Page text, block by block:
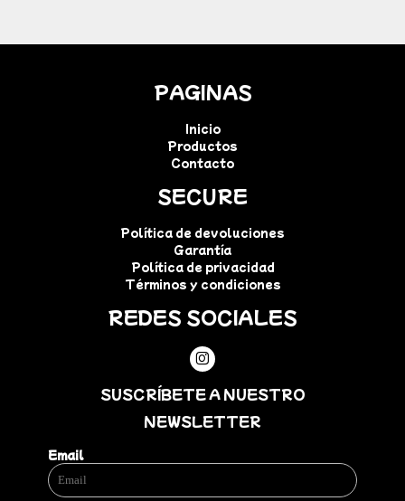
PAGINAS
Inicio
Productos
Contacto
SECURE
Política de devoluciones
Garantía
Política de privacidad
Términos y condiciones
REDES SOCIALES
SUSCRÍBETE A NUESTRO
NEWSLETTER
Email